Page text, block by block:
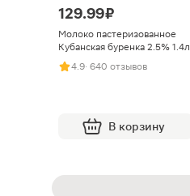
129.99 ₽
Молоко пастеризованное
Кубанская буренка 2.5% 1.4л
4.9· 640 отзывов
В корзину